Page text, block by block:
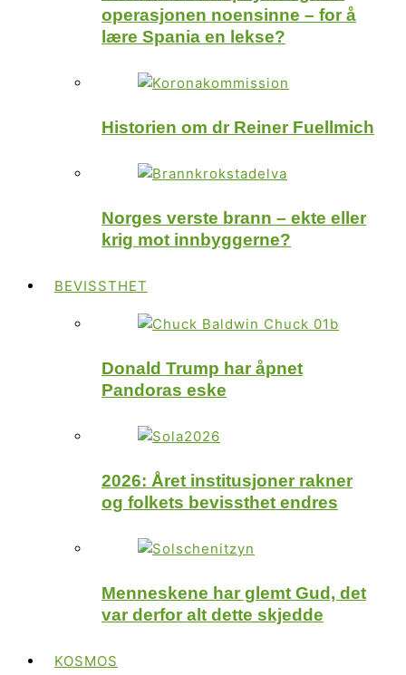
operasjonen noensinne – for å
lære Spania en lekse?
Historien om dr Reiner Fuellmich
Norges verste brann – ekte eller
krig mot innbyggerne?
BEVISSTHET
Donald Trump har åpnet
Pandoras eske
2026: Året institusjoner rakner
og folkets bevissthet endres
Menneskene har glemt Gud, det
var derfor alt dette skjedde
KOSMOS